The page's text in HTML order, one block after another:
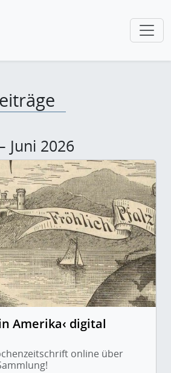
Juni 2026
Amerika‹ digital
online über